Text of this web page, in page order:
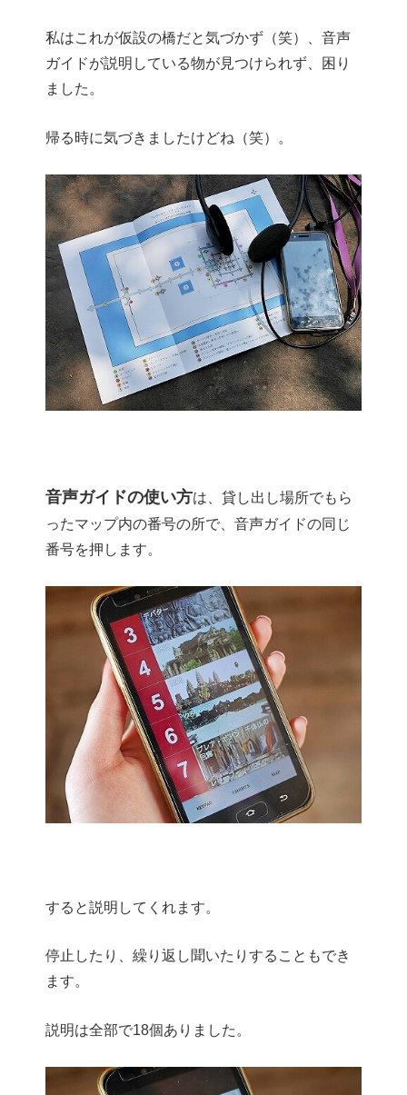
私はこれが仮設の橋だと気づかず（笑）、音声
ガイドが説明している物が見つけられず、困り
ました。
帰る時に気づきましたけどね（笑）。
音声ガイドの使い方は、貸し出し場所でもら
ったマップ内の番号の所で、音声ガイドの同じ
番号を押します。
すると説明してくれます。
停止したり、繰り返し聞いたりすることもでき
ます。
説明は全部で18個ありました。